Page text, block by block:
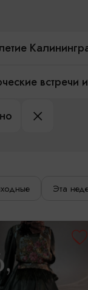
встречи
Эта